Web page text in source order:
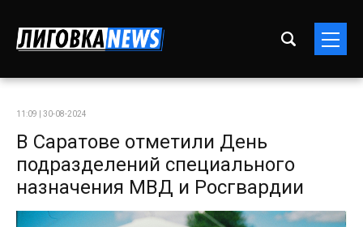
11:09 | 30-08-2024
В Саратове отметили День
подразделений специального
назначения МВД и Росгвардии